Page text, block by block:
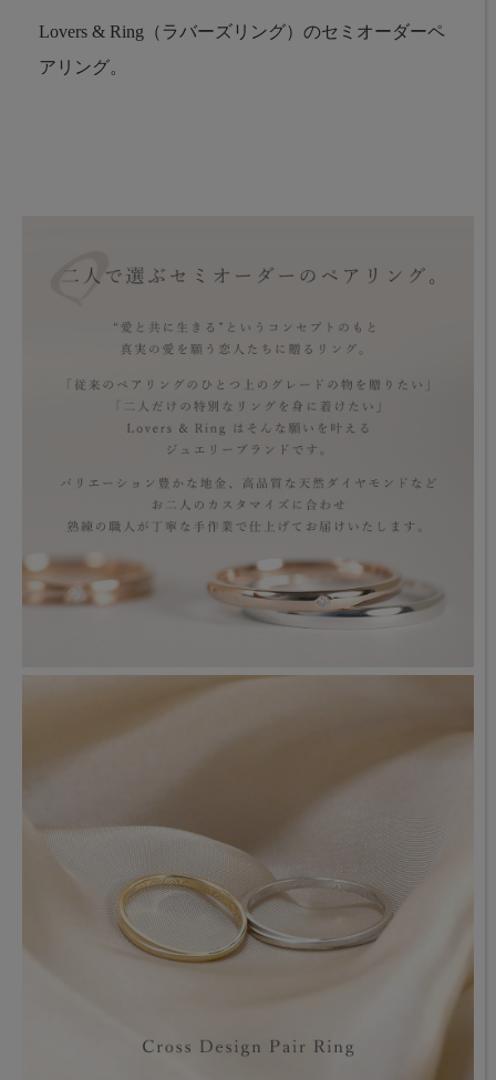
Lovers & Ring（ラバーズリング）のセミオーダーペ
アリング。